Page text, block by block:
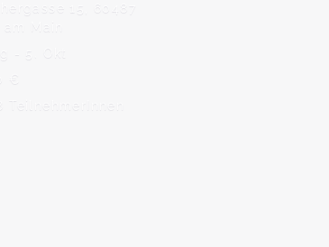
15, 60487
Main
- 5. Okt
€
TeilnehmerInnen